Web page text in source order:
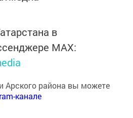
в
MАХ:
Арского района вы можете
канале